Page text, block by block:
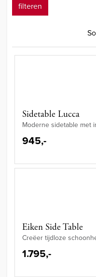
filteren
Sidetable Lucca
Moderne sidetable met
945,-
Eiken Side Table
Creëer tijdloze
1.795,-